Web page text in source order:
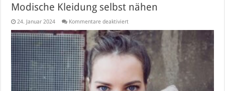
Modische Kleidung selbst nähen
24. Januar 2024 Kommentare deaktiviertfür
Kleidung
selbst
nähen